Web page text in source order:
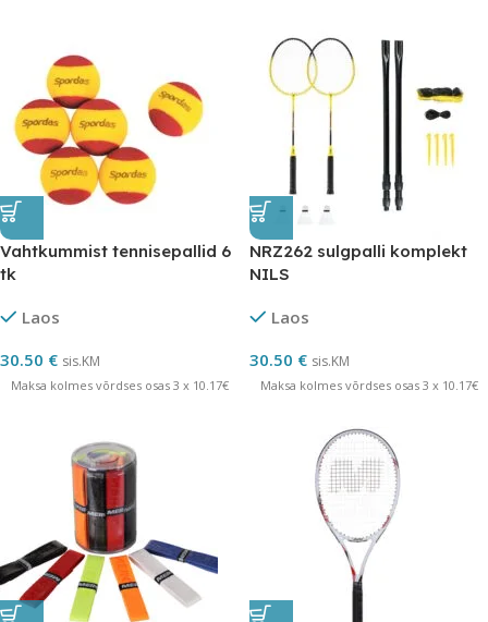
Vahtkummist tennisepallid 6
tk
Laos
30.50 € sis.KM
Maksa kolmes võrdses osas 3 x 10.17€
NRZ262 sulgpalli komplekt
NILS
Laos
30.50 € sis.KM
Maksa kolmes võrdses osas 3 x 10.17€